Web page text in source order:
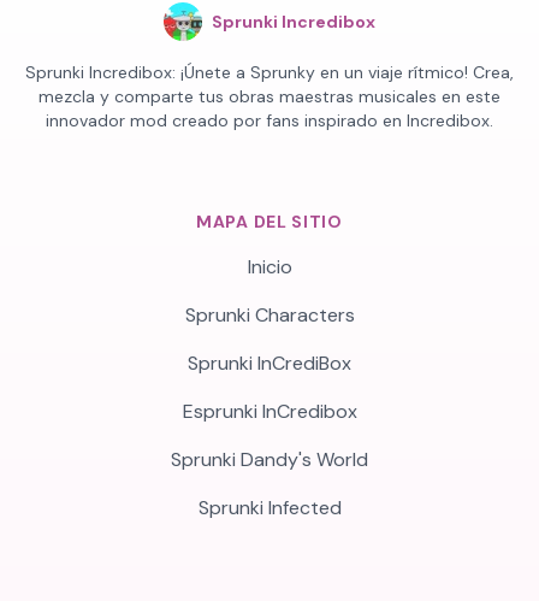
Sprunki Incredibox
Sprunki Incredibox: ¡Únete a Sprunky en un viaje rítmico! Crea,
mezcla y comparte tus obras maestras musicales en este
innovador mod creado por fans inspirado en Incredibox.
MAPA DEL SITIO
Inicio
Sprunki Characters
Sprunki InCrediBox
Esprunki InCredibox
Sprunki Dandy's World
Sprunki Infected